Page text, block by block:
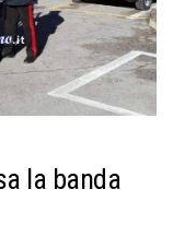
la banda